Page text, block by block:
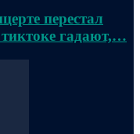
перестал
гадают,…